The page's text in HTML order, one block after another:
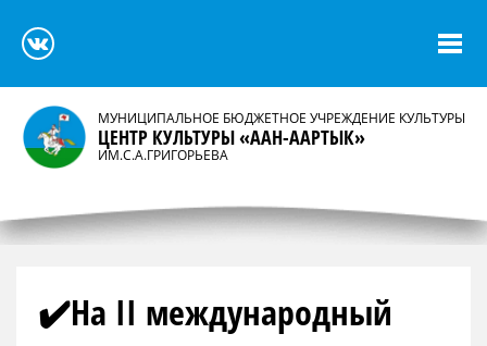
МУНИЦИПАЛЬНОЕ БЮДЖЕТНОЕ УЧРЕЖДЕНИЕ КУЛЬТУРЫ
ЦЕНТР КУЛЬТУРЫ «ААН-ААРТЫК»
ИМ.С.А.ГРИГОРЬЕВА
✔️На II международный